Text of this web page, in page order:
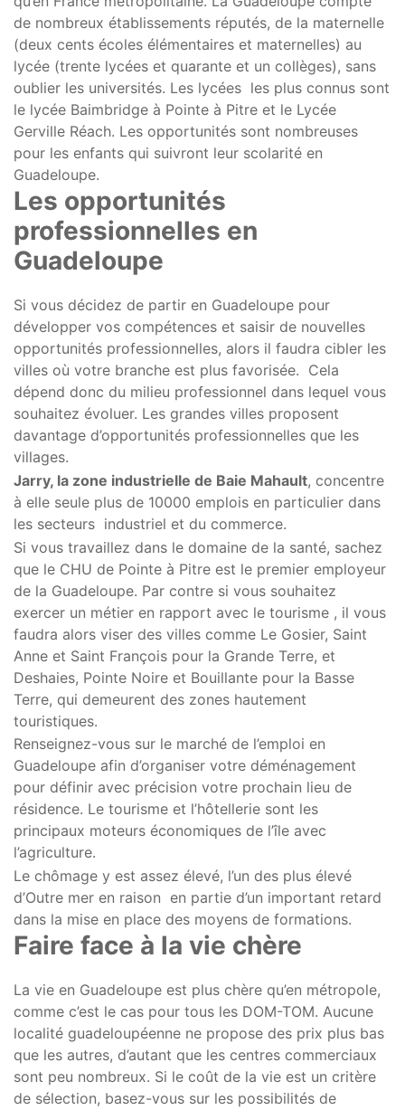
de nombreux établissements réputés, de la maternelle
(deux cents écoles élémentaires et maternelles) au
lycée (trente lycées et quarante et un collèges), sans
oublier les universités. Les lycées les plus connus sont
le lycée Baimbridge à Pointe à Pitre et le Lycée
Gerville Réach. Les opportunités sont nombreuses
pour les enfants qui suivront leur scolarité en
Guadeloupe.
Les opportunités
professionnelles en
Guadeloupe
Si vous décidez de partir en Guadeloupe pour
développer vos compétences et saisir de nouvelles
opportunités professionnelles, alors il faudra cibler les
villes où votre branche est plus favorisée. Cela
dépend donc du milieu professionnel dans lequel vous
souhaitez évoluer. Les grandes villes proposent
davantage d’opportunités professionnelles que les
villages.
Jarry, la zone industrielle de Baie Mahault, concentre
à elle seule plus de 10000 emplois en particulier dans
les secteurs industriel et du commerce.
Si vous travaillez dans le domaine de la santé, sachez
que le CHU de Pointe à Pitre est le premier employeur
de la Guadeloupe. Par contre si vous souhaitez
exercer un métier en rapport avec le tourisme , il vous
faudra alors viser des villes comme Le Gosier, Saint
Anne et Saint François pour la Grande Terre, et
Deshaies, Pointe Noire et Bouillante pour la Basse
Terre, qui demeurent des zones hautement
touristiques.
Renseignez-vous sur le marché de l’emploi en
Guadeloupe afin d’organiser votre déménagement
pour définir avec précision votre prochain lieu de
résidence. Le tourisme et l’hôtellerie sont les
principaux moteurs économiques de l’île avec
l’agriculture.
Le chômage y est assez élevé, l’un des plus élevé
d’Outre mer en raison en partie d’un important retard
dans la mise en place des moyens de formations.
Faire face à la vie chère
La vie en Guadeloupe est plus chère qu’en métropole,
comme c’est le cas pour tous les DOM-TOM. Aucune
localité guadeloupéenne ne propose des prix plus bas
que les autres, d’autant que les centres commerciaux
sont peu nombreux. Si le coût de la vie est un critère
de sélection, basez-vous sur les possibilités de